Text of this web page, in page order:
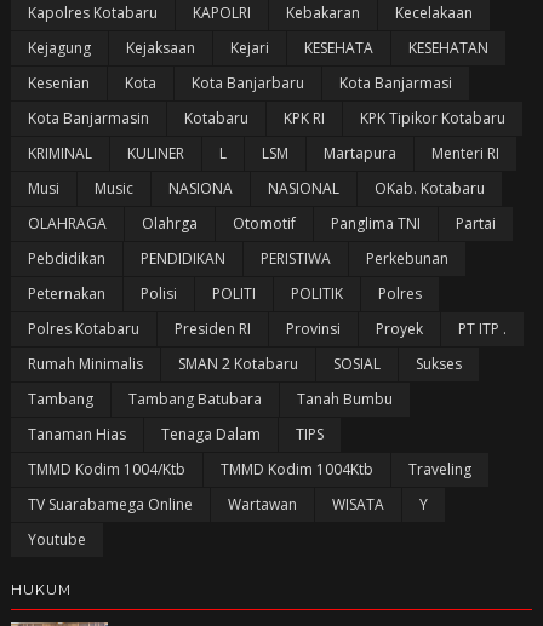
Kapolres Kotabaru
KAPOLRI Kebakaran
Kecelakaan
Kejagung
Kejaksaan Kejari KESEHATA
KESEHATAN
Kesenian
Kota Kota Banjarbaru
Kota Banjarmasi
Kota Banjarmasin
Kotabaru KPK RI
KPK Tipikor Kotabaru
KRIMINAL
KULINER L LSM Martapura
Menteri RI
Musi
Music NASIONA NASIONAL
OKab. Kotabaru
OLAHRAGA
Olahrga Otomotif Panglima TNI
Partai
Pebdidikan
PENDIDIKAN PERISTIWA
Perkebunan
Peternakan
Polisi POLITI POLITIK
Polres
Polres Kotabaru
Presiden RI Provinsi Proyek
PT ITP .
Rumah Minimalis
SMAN 2 Kotabaru SOSIAL
Sukses
Tambang
Tambang Batubara
Tanah Bumbu
Tanaman Hias
Tenaga Dalam
TIPS
TMMD Kodim 1004/Ktb
TMMD Kodim 1004Ktb
Traveling
TV Suarabamega Online
Wartawan WISATA
Y
Youtube
HUKUM